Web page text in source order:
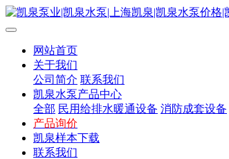
网站首页
关于我们
公司简介 联系我们
凯泉水泵产品中心
全部 民用给排水暖通设备 消防成套设备
产品询价
凯泉样本下载
联系我们